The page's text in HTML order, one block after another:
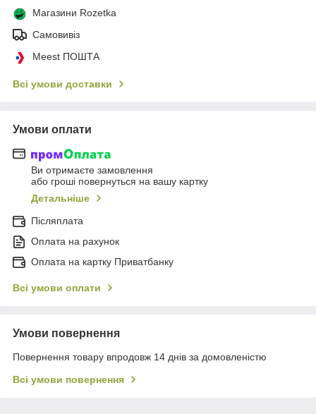
Магазини Rozetka
Самовивіз
Meest ПОШТА
Всі умови доставки
Умови оплати
Ви отримаєте замовлення
або гроші повернуться на вашу картку
Детальніше
Післяплата
Оплата на рахунок
Оплата на картку Приватбанку
Всі умови оплати
Умови повернення
Повернення товару впродовж 14 днів за домовленістю
Всі умови повернення